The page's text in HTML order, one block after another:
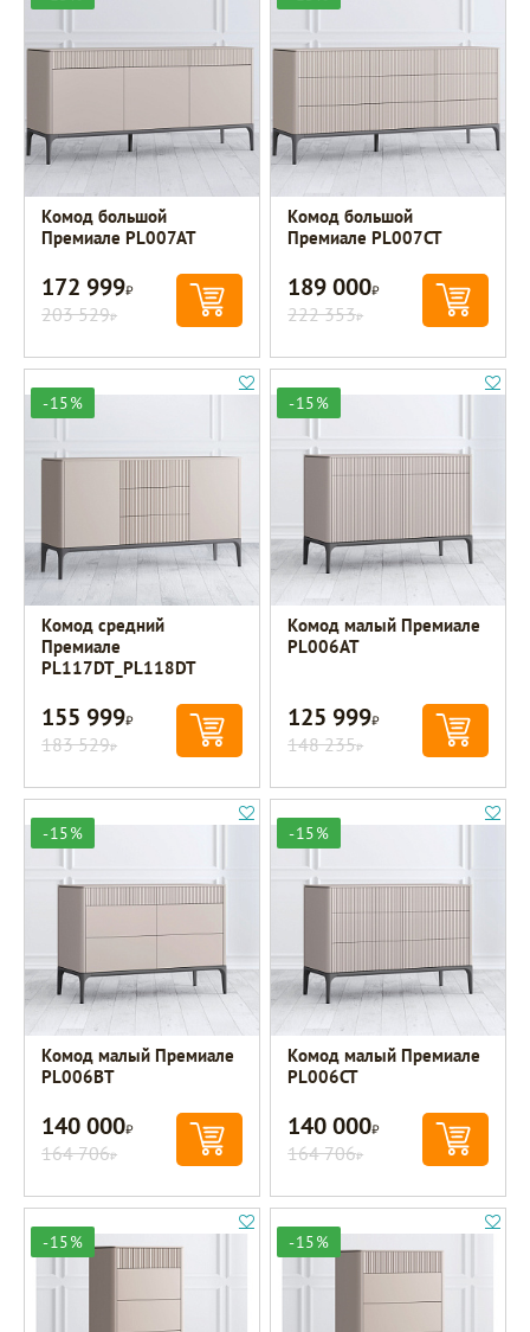
Комод большой
Премиале PL007AT
172 999Р
203 529Р
Комод большой
Премиале PL007CT
189 000Р
222 353Р
-15%
Комод средний
Премиале
PL117DT_PL118DT
155 999Р
183 529Р
-15%
Комод малый Премиале
PL006AT
125 999Р
148 235Р
-15%
Комод малый Премиале
PL006BT
140 000Р
164 706Р
-15%
Комод малый Премиале
PL006CT
140 000Р
164 706Р
-15% -15%